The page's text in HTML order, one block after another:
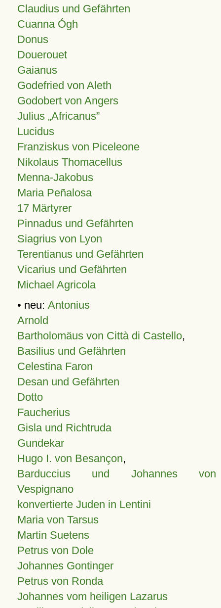
Claudius und Gefährten
Cuanna Ógh
Donus
Douerouet
Gaianus
Godefried von Aleth
Godobert von Angers
Julius Africanus
Lucidus
Franziskus von Piceleone
Nikolaus Thomacellus
Menna-Jakobus
Maria Peñalosa
17 Märtyrer
Pinnadus und Gefährten
Siagrius von Lyon
Terentianus und Gefährten
Vicarius und Gefährten
Michael Agricola
• neu: Antonius
Arnold
Bartholomäus von Città di Castello,
Basilius und Gefährten
Celestina Faron
Desan und Gefährten
Dotto
Faucherius
Gisla und Richtruda
Gundekar
Hugo I. von Besançon,
Barduccius und Johannes von
Vespignano
konvertierte Juden in Lentini
Maria von Tarsus
Martin Suetens
Petrus von Dole
Johannes Gontinger
Petrus von Ronda
Johannes vom heiligen Lazarus